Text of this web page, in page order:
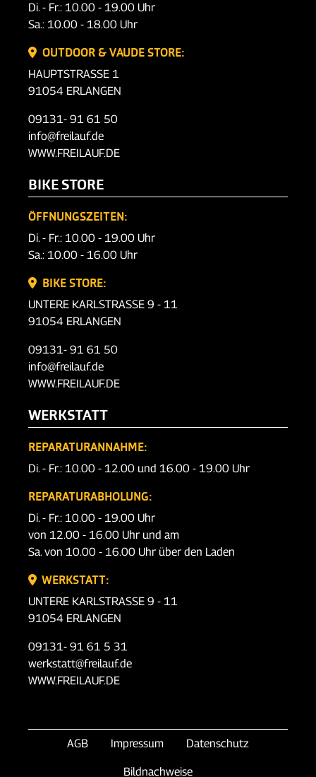
Di. - Fr.: 10.00 - 19.00 Uhr
Sa.: 10.00 - 18.00 Uhr
OUTDOOR & VAUDE STORE:
HAUPTSTRASSE 1
91054 ERLANGEN
09131- 91 61 50
info@freilauf.de
WWW.FREILAUF.DE
BIKE STORE
ÖFFNUNGSZEITEN:
Di. - Fr.: 10.00 - 19.00 Uhr
Sa.: 10.00 - 16.00 Uhr
BIKE STORE:
UNTERE KARLSTRASSE 9 - 11
91054 ERLANGEN
09131- 91 61 50
info@freilauf.de
WWW.FREILAUF.DE
WERKSTATT
REPARATURANNAHME:
Di. - Fr.: 10.00 - 12.00 und 16.00 - 19.00 Uhr
REPARATURABHOLUNG:
Di. - Fr.: 10.00 - 19.00 Uhr
von 12.00 - 16.00 Uhr und am
Sa. von 10.00 - 16.00 Uhr über den Laden
WERKSTATT:
UNTERE KARLSTRASSE 9 - 11
91054 ERLANGEN
09131- 91 61 5 31
werkstatt@freilauf.de
WWW.FREILAUF.DE
AGB Impressum Datenschutz
Bildnachweise